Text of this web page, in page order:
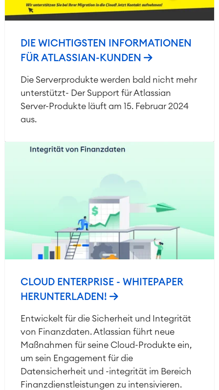
DIE WICHTIGSTEN INFORMATIONEN
FÜR ATLASSIAN-KUNDEN
Die Serverprodukte werden bald nicht mehr
unterstützt- Der Support für Atlassian
Server-Produkte läuft am 15. Februar 2024
aus.
CLOUD ENTERPRISE - WHITEPAPER
HERUNTERLADEN!
Entwickelt für die Sicherheit und Integrität
von Finanzdaten. Atlassian führt neue
Maßnahmen für seine Cloud-Produkte ein,
um sein Engagement für die
Datensicherheit und -integrität im Bereich
Finanzdienstleistungen zu intensivieren.